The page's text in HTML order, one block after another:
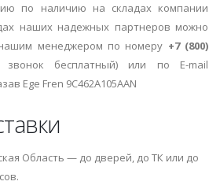
по наличию на складах компании
наших надежных партнеров можно
менеджером по номеру +7 (800)
бесплатный) или по E-mail
Ege Fren 9C462A105AAN
Область — до дверей, до ТК или до